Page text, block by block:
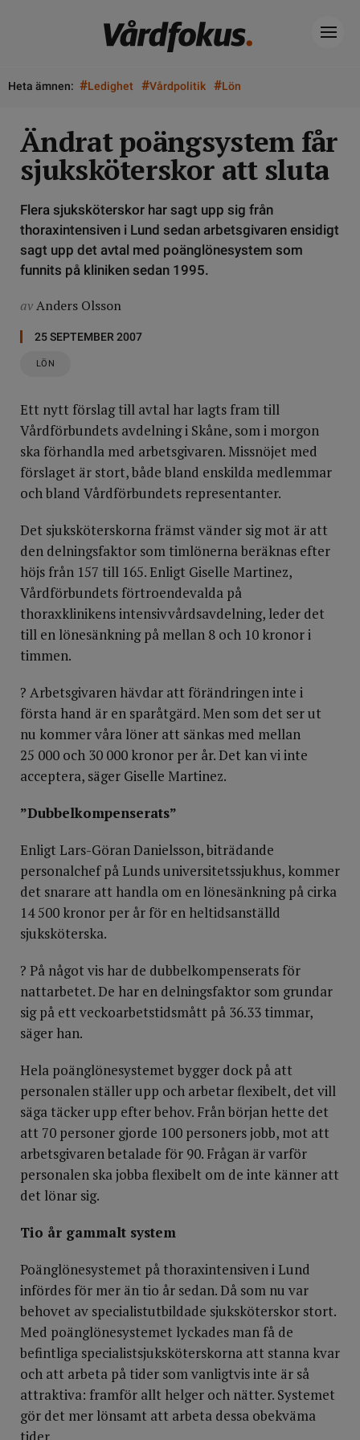
Heta ämnen: #Ledighet #Vårdpolitik #Lön
Ändrat poängsystem får
sjuksköterskor att sluta
Flera sjuksköterskor har sagt upp sig från
thoraxintensiven i Lund sedan arbetsgivaren ensidigt
sagt upp det avtal med poänglönesystem som
funnits på kliniken sedan 1995.
avAnders Olsson
25 SEPTEMBER 2007
LÖN
Ett nytt förslag till avtal har lagts fram till
Vårdförbundets avdelning i Skåne, som i morgon
ska förhandla med arbetsgivaren. Missnöjet med
förslaget är stort, både bland enskilda medlemmar
och bland Vårdförbundets representanter.
Det sjuksköterskorna främst vänder sig mot är att
den delningsfaktor som timlönerna beräknas efter
höjs från 157 till 165. Enligt Giselle Martinez,
Vårdförbundets förtroendevalda på
thoraxklinikens intensivvårdsavdelning, leder det
till en lönesänkning på mellan 8 och 10 kronor i
timmen.
? Arbetsgivaren hävdar att förändringen inte i
första hand är en sparåtgärd. Men som det ser ut
nu kommer våra löner att sänkas med mellan
25 000 och 30 000 kronor per år. Det kan vi inte
acceptera, säger Giselle Martinez.
”Dubbelkompenserats”
Enligt Lars-Göran Danielsson, biträdande
personalchef på Lunds universitetssjukhus, kommer
det snarare att handla om en lönesänkning på cirka
14 500 kronor per år för en heltidsanställd
sjuksköterska.
? På något vis har de dubbelkompenserats för
nattarbetet. De har en delningsfaktor som grundar
sig på ett veckoarbetstidsmått på 36.33 timmar,
säger han.
Hela poänglönesystemet bygger dock på att
personalen ställer upp och arbetar flexibelt, det vill
säga täcker upp efter behov. Från början hette det
att 70 personer gjorde 100 personers jobb, mot att
arbetsgivaren betalade för 90. Frågan är varför
personalen ska jobba flexibelt om de inte känner att
det lönar sig.
Tio år gammalt system
Poänglönesystemet på thoraxintensiven i Lund
infördes för mer än tio år sedan. Då som nu var
behovet av specialistutbildade sjuksköterskor stort.
Med poänglönesystemet lyckades man få de
befintliga specialistsjuksköterskorna att stanna kvar
och att arbeta på tider som vanligtvis inte är så
attraktiva: framför allt helger och nätter. Systemet
gör det mer lönsamt att arbeta dessa obekväma